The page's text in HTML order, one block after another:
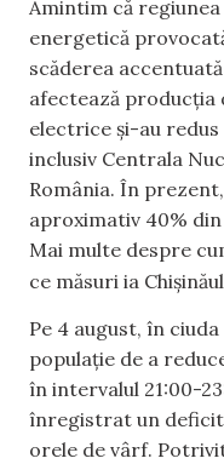
Amintim că
energetică
scăderea
afectează producția
electrice și-au
inclusiv Centrala
România. În
aproximativ 40%
Mai multe despre
ce măsuri ia
Pe 4 august, în
populație de a
în intervalul 21:00-
înregistrat un deficit
orele de vârf.